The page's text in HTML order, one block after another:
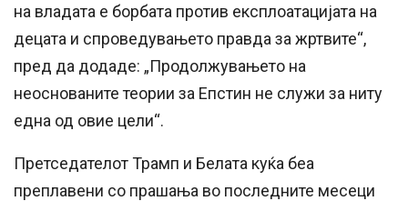
на владата е борбата против експлоатацијата на
децата и спроведувањето правда за жртвите“,
пред да додаде: „Продолжувањето на
неоснованите теории за Епстин не служи за ниту
една од овие цели“.
Претседателот Трамп и Белата куќа беа
преплавени со прашања во последните месеци